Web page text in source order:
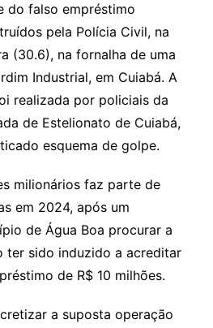
do falso empréstimo
pela Polícia Civil, na
(30.6), na fornalha de uma
Industrial, em Cuiabá. A
realizada por policiais da
de Estelionato de Cuiabá,
esquema de golpe.
milionários faz parte de
em 2024, após um
de Água Boa procurar a
ter sido induzido a acreditar
de R$ 10 milhões.
a suposta operação